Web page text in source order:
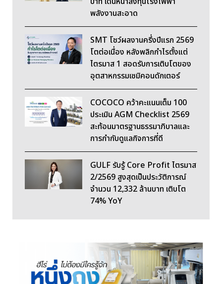
พลังงานสะอาด
SMT โชว์ผลงานครึ่งปีแรก 2569
โตต่อเนื่อง หลังพลิกกำไรตั้งแต่
ไตรมาส 1 สอดรับการเติบโตของ
อุตสาหกรรมเซมิคอนดักเตอร์
COCOCO คว้าคะแนนเต็ม 100
ประเมิน AGM Checklist 2569
สะท้อนมาตรฐานธรรมาภิบาลและ
การกำกับดูแลกิจการที่ดี
GULF รับรู้ Core Profit ไตรมาส
2/2569 สูงสุดเป็นประวัติการณ์
จำนวน 12,332 ล้านบาท เติบโต
74% YoY